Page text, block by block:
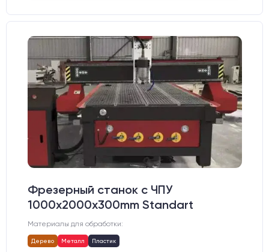
Фрезерный станок с ЧПУ
1000x2000x300mm Standart
Материалы для обработки:
Дерево Металл Пластик